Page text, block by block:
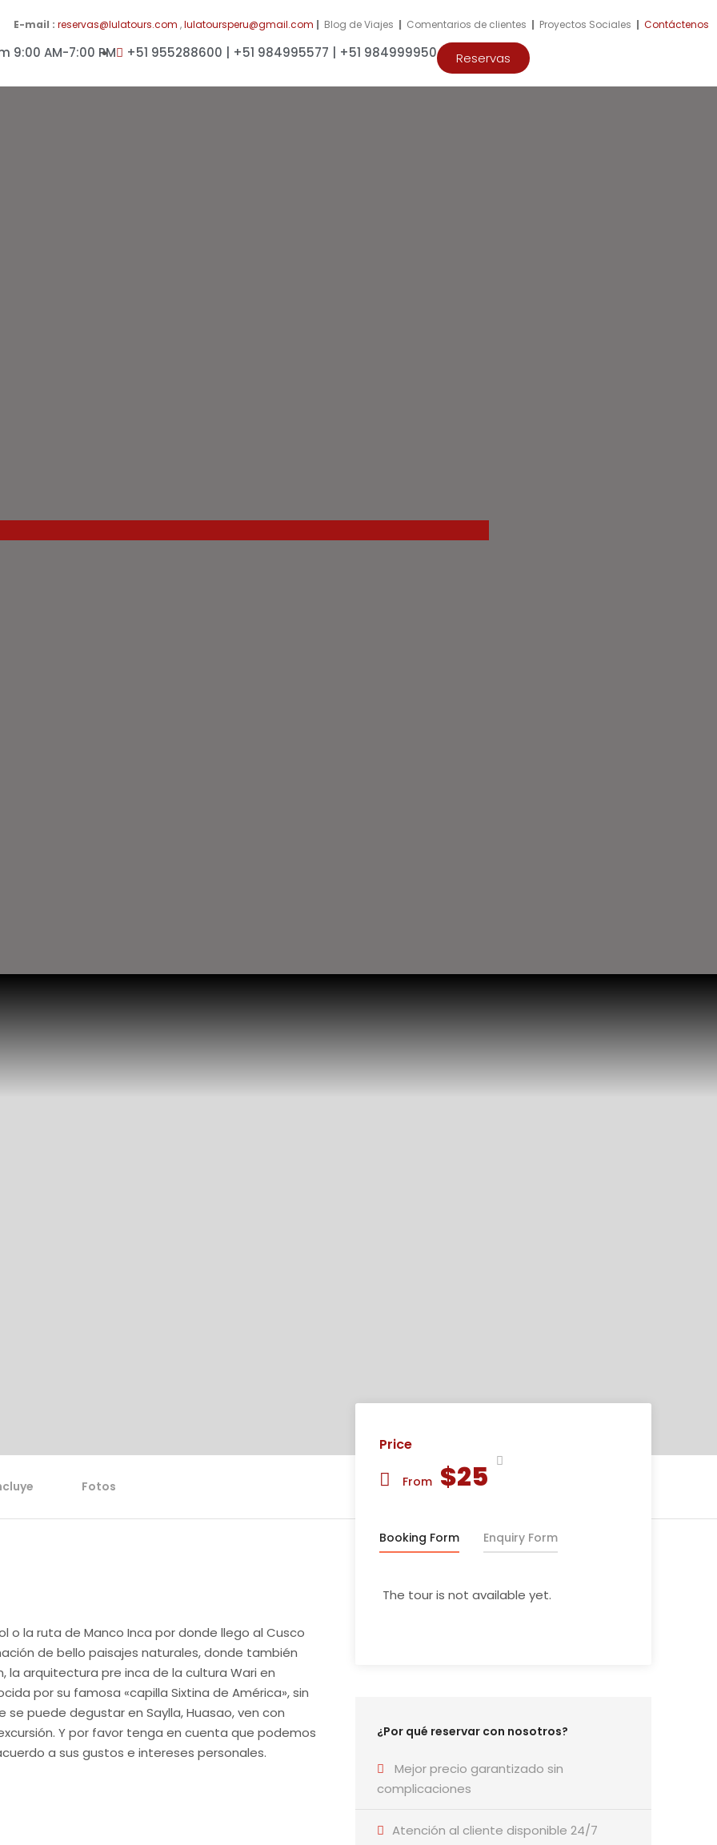
E-mail : reservas@lulatours.com ,lulatoursperu@gmail.com | Blog de Viajes | Comentarios de clientes | Proyectos Sociales | Contáctenos
9:00 AM-7:00 PM +51 955288600 | +51 984995577 | +51 984999950 Reservas
Price
From $25
Booking Form Enquiry Form
The tour is not available yet.
¿Por qué reservar con nosotros?
Mejor precio garantizado sin
complicaciones
Atención al cliente disponible 24/7
Fotos
o la ruta de Manco Inca por donde llego al Cusco
de bello paisajes naturales, donde también
la arquitectura pre inca de la cultura Wari en
por su famosa «capilla Sixtina de América», sin
puede degustar en Saylla, Huasao, ven con
Y por favor tenga en cuenta que podemos
a sus gustos e intereses personales.